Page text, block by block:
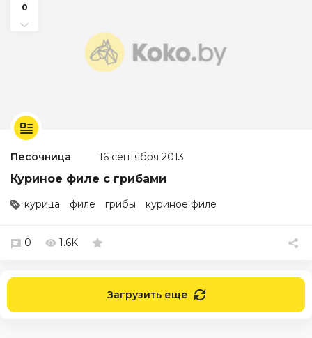
0
Песочница 16 сентября 2013
Куриное филе с грибами
курица филе грибы куриное филе
0 1.6K
Загрузить еще